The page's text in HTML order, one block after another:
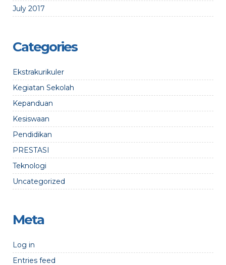
July 2017
Categories
Ekstrakurikuler
Kegiatan Sekolah
Kepanduan
Kesiswaan
Pendidikan
PRESTASI
Teknologi
Uncategorized
Meta
Log in
Entries feed